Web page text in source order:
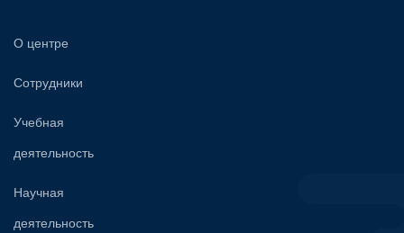
О центре
Сотрудники
Учебная
деятельность
Научная
деятельность